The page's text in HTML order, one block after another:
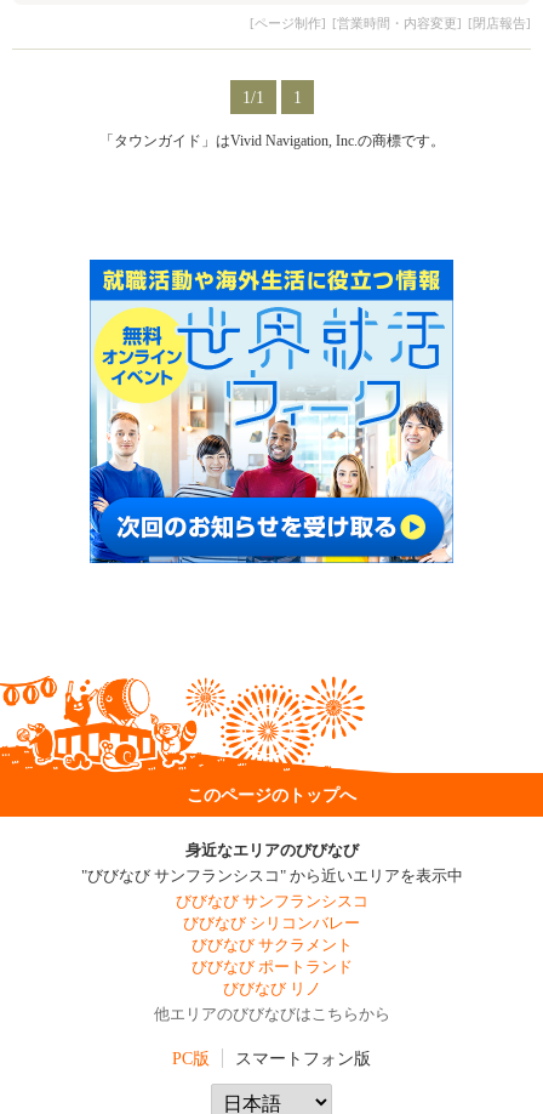
[ページ制作] [営業時間・内容変更] [閉店報告]
1/1 1
「タウンガイド」はVivid Navigation, Inc.の商標です。
このページのトップへ
身近なエリアのびびなび
"びびなび サンフランシスコ" から近いエリアを表示中
びびなび サンフランシスコ
びびなび シリコンバレー
びびなび サクラメント
びびなび ポートランド
びびなび リノ
他エリアのびびなびはこちらから
PC版 スマートフォン版